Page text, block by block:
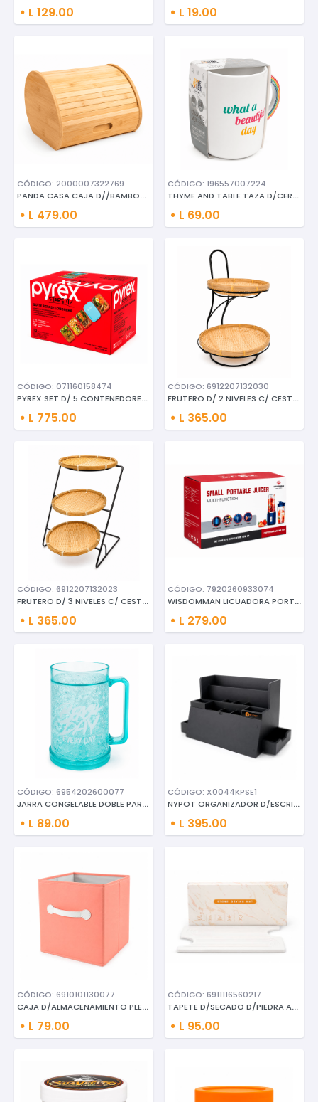
L 129.00 L 19.00
CÓDIGO: 2000007322769
PANDA CASA CAJA D//BAMBOO PALM
L 479.00
CÓDIGO: 196557007224
THYME AND TABLE TAZA D/CERAMIC
L 69.00
CÓDIGO: 071160158474
PYREX SET D/ 5 CONTENEDORES D/
L 775.00
CÓDIGO: 6912207132030
FRUTERO D/ 2 NIVELES C/ CESTAS
L 365.00
CÓDIGO: 6912207132023
FRUTERO D/ 3 NIVELES C/ CESTAS
L 365.00
CÓDIGO: 7920260933074
WISDOMMAN LICUADORA PORTATIL M
L 279.00
CÓDIGO: 6954202600077
JARRA CONGELABLE DOBLE PARED M
L 89.00
CÓDIGO: X0044KPSE1
NYPOT ORGANIZADOR D/ESCRITORIO
L 395.00
CÓDIGO: 6910101130077
CAJA D/ALMACENAMIENTO PLEGABLE
L 79.00
CÓDIGO: 6911116560217
TAPETE D/SECADO D/PIEDRA ABSOR
L 95.00